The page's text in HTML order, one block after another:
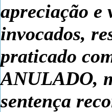
apreciação e
invocados,
praticado
ANULADO,
sentença